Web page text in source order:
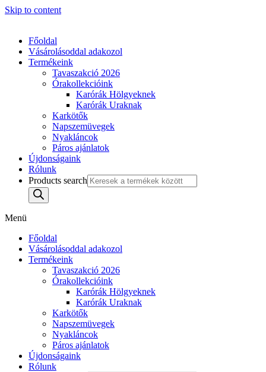
Skip to content
Főoldal
Vásárolásoddal adakozol
Termékeink
Tavaszakció 2026
Órakollekcióink
Karórák Hölgyeknek
Karórák Uraknak
Karkötők
Napszemüvegek
Nyakláncok
Páros ajánlatok
Újdonságaink
Rólunk
Products search
Menü
Főoldal
Vásárolásoddal adakozol
Termékeink
Tavaszakció 2026
Órakollekcióink
Karórák Hölgyeknek
Karórák Uraknak
Karkötők
Napszemüvegek
Nyakláncok
Páros ajánlatok
Újdonságaink
Rólunk